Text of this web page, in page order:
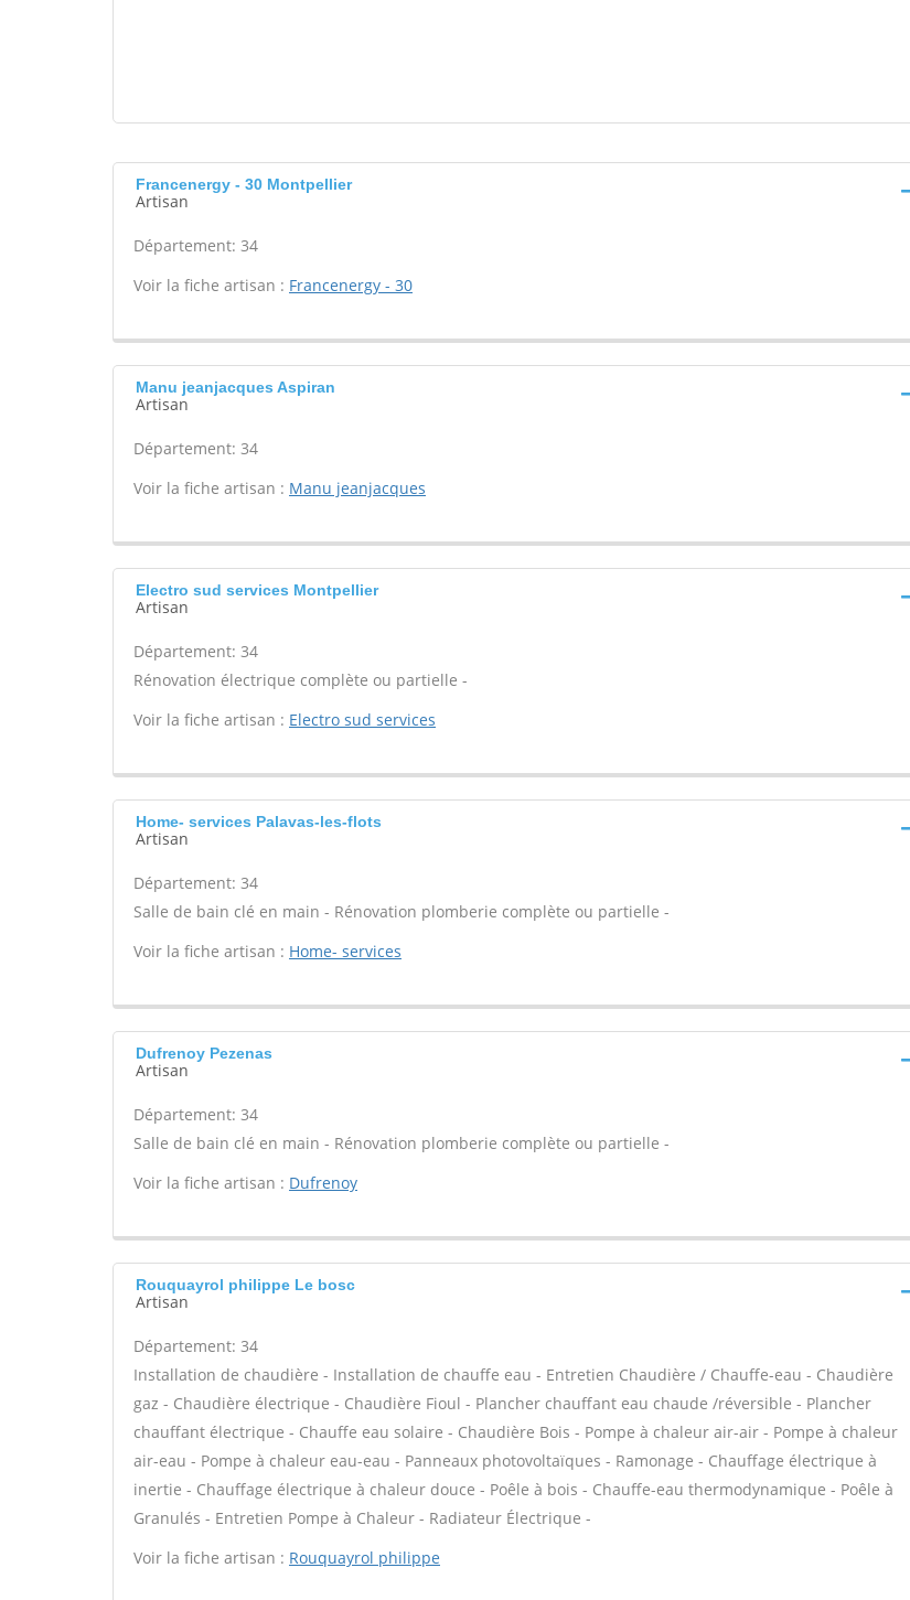
Francenergy - 30 Montpellier
Artisan
Département: 34
Voir la fiche artisan : Francenergy - 30
Manu jeanjacques Aspiran
Artisan
Département: 34
Voir la fiche artisan : Manu jeanjacques
Electro sud services Montpellier
Artisan
Département: 34
Rénovation électrique complète ou partielle -
Voir la fiche artisan : Electro sud services
Home- services Palavas-les-flots
Artisan
Département: 34
Salle de bain clé en main - Rénovation plomberie complète ou partielle -
Voir la fiche artisan : Home- services
Dufrenoy Pezenas
Artisan
Département: 34
Salle de bain clé en main - Rénovation plomberie complète ou partielle -
Voir la fiche artisan : Dufrenoy
Rouquayrol philippe Le bosc
Artisan
Département: 34
Installation de chaudière - Installation de chauffe eau - Entretien Chaudière / Chauffe-eau - Chaudière
gaz - Chaudière électrique - Chaudière Fioul - Plancher chauffant eau chaude /réversible - Plancher
chauffant électrique - Chauffe eau solaire - Chaudière Bois - Pompe à chaleur air-air - Pompe à chaleur
air-eau - Pompe à chaleur eau-eau - Panneaux photovoltaïques - Ramonage - Chauffage électrique à
inertie - Chauffage électrique à chaleur douce - Poêle à bois - Chauffe-eau thermodynamique - Poêle à
Granulés - Entretien Pompe à Chaleur - Radiateur Électrique -
Voir la fiche artisan : Rouquayrol philippe